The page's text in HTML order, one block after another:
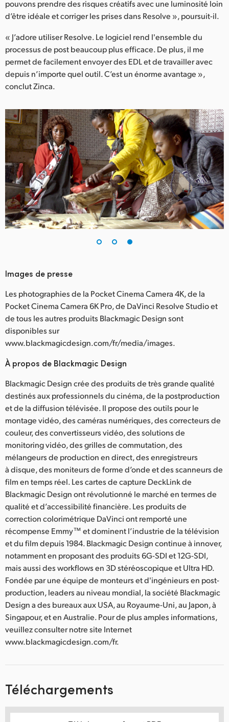
pouvons prendre des risques créatifs avec une luminosité loin
d’être idéale et corriger les prises dans Resolve », poursuit-il.
« J’adore utiliser Resolve. Le logiciel rend l'ensemble du
processus de post beaucoup plus efficace. De plus, il me
permet de facilement envoyer des EDL et de travailler avec
depuis n’importe quel outil. C’est un énorme avantage »,
conclut Zinca.
Images de presse
Les photographies de la Pocket Cinema Camera 4K, de la
Pocket Cinema Camera 6K Pro, de DaVinci Resolve Studio et
de tous les autres produits Blackmagic Design sont
disponibles sur
www.blackmagicdesign.com/fr/media/images.
À propos de Blackmagic Design
Blackmagic Design crée des produits de très grande qualité
destinés aux professionnels du cinéma, de la postproduction
et de la diffusion télévisée. Il propose des outils pour le
montage vidéo, des caméras numériques, des correcteurs de
couleur, des convertisseurs vidéo, des solutions de
monitoring vidéo, des grilles de commutation, des
mélangeurs de production en direct, des enregistreurs
à disque, des moniteurs de forme d’onde et des scanneurs de
film en temps réel. Les cartes de capture DeckLink de
Blackmagic Design ont révolutionné le marché en termes de
qualité et d’accessibilité financière. Les produits de
correction colorimétrique DaVinci ont remporté une
récompense Emmy™ et dominent l’industrie de la télévision
et du film depuis 1984. Blackmagic Design continue à innover,
notamment en proposant des produits 6G-SDI et 12G-SDI,
mais aussi des workflows en 3D stéréoscopique et Ultra HD.
Fondée par une équipe de monteurs et d'ingénieurs en post-
production, leaders au niveau mondial, la société Blackmagic
Design a des bureaux aux USA, au Royaume-Uni, au Japon, à
Singapour, et en Australie. Pour de plus amples informations,
veuillez consulter notre site Internet
www.blackmagicdesign.com/fr.
Téléchargements